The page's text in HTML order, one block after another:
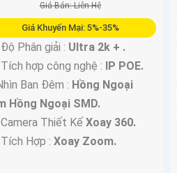
Giá Bán: Liên Hệ
Giá Khuyến Mại: 5%-35%
Phân giải : Ultra 2k + .
hợp công nghệ : IP POE.
Ban Đêm : Hồng Ngoại
Hồng Ngoại SMD.
Thiết KếXoay 360.
Hợp :Xoay Zoom.